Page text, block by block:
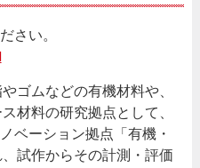
さい。
ゴムなどの有機材料や、
材料の研究拠点として、
ベーション拠点「有機・
試作からその計測・評価